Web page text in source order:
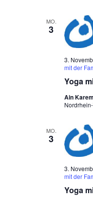
MO.
3
Yoga
3.
mit der
Ain
MO.
3
Yoga
3.
mit der